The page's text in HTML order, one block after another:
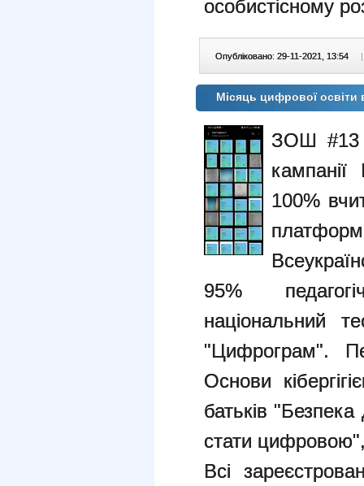
особистісному
Опубліковано: 29-11-2021, 13:54 |
Місяць цифрової
ЗОШ #13
кампанії
100%
95%
національний
"Цифрограм".
Основи
батьків "Безпека
стати
Всі